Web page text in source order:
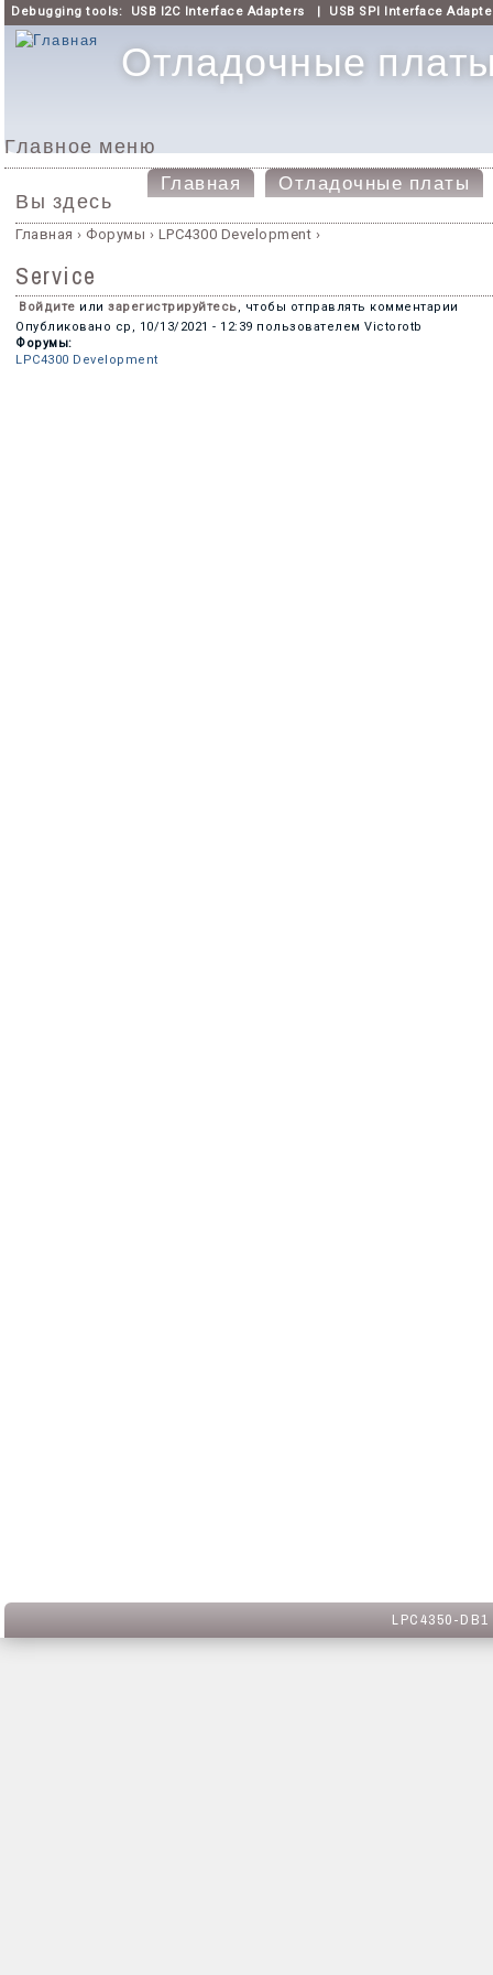
Debugging tools: USB I2C Interface Adapters | USB SPI Interface
Отладочные платы
Главное меню
Главная Отладочные платы
Вы здесь
Главная › Форумы › LPC4300 Development ›
Service
Войдите или зарегистрируйтесь, чтобы отправлять комментарии
Опубликовано ср, 10/13/2021 - 12:39 пользователем Victorotb
Форумы:
LPC4300 Development
LPC4350-